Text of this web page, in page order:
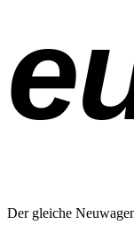
Der gleiche